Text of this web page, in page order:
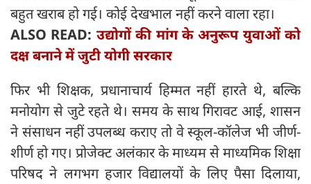
बहुत खराब हो गई। कोई देखभाल नहीं करने वाला रहा।
ALSO READ: उद्योगों की मांग के अनुरूप युवाओं को
दक्ष बनाने में जुटी योगी सरकार
फिर भी शिक्षक, प्रधानाचार्य हिम्मत नहीं हारते थे, बल्कि
मनोयोग से जुटे रहते थे। समय के साथ गिरावट आई, शासन
ने संसाधन नहीं उपलब्ध कराए तो वे स्कूल-कॉलेज भी जीर्ण-
शीर्ण हो गए। प्रोजेक्ट अलंकार के माध्यम से माध्यमिक शिक्षा
परिषद ने लगभग हजार विद्यालयों के लिए पैसा दिलाया,